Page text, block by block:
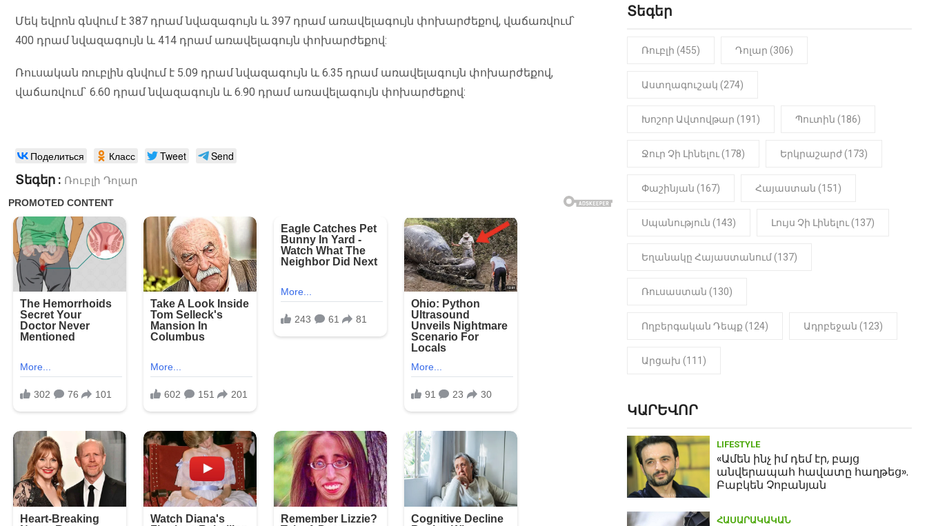
Մեկ եվրոն գնվում է 387 դրամ նվազագույն և 397 դրամ առավելագույն փոխարժեքով, վաճառվում՝
400 դրամ նվազագույն և 414 դրամ առավելագույն փոխարժեքով:
Ռուսական ռուբլին գնվում է 5.09 դրամ նվազագույն և 6.35 դրամ առավելագույն փոխարժեքով,
վաճառվում` 6.60 դրամ նվազագույն և 6.90 դրամ առավելագույն փոխարժեքով:
Поделиться Класс Tweet Send
Տեգեր : Ռուբլի Դոլար
ԼՈՒՐԵՐ 19:15
կսահմանվի․ Հայտնի է՝ ովքեր են
Ինչու է Վիվիեն Բաստաջյանը
նկարահանումների ընթացքում
մանրամասներ (Տեսանյութ)
Տեգեր
Ռուբլի (455) Դոլար (306)
Աստղագուշակ (274)
Խոշոր Ավտովթար (191) Պուտին (186)
Ջուր Չի Լինելու (178) Երկրաշարժ (173)
Փաշինյան (167) Հայաստան (151)
Սպանություն (143) Լույս Չի Լինելու (137)
Եղանակը Հայաստանում (137)
Ռուսաստան (130)
Ողբերգական Դեպք (124) Ադրբեջան (123)
Արցախ (111)
ԿԱՐԵՎՈՐ
LIFESTYLE
«Ամեն ինչ իմ դեմ էր, բայց
անվերապահ հավատը հաղթեց».
Բաբկեն Չոբանյան
ՀԱՍԱՐԱԿԱԿԱՆ